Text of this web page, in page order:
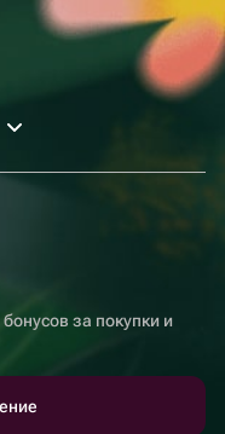
за покупки и